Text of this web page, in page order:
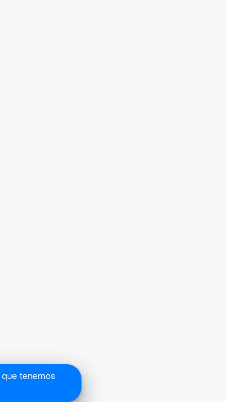
que tenemos